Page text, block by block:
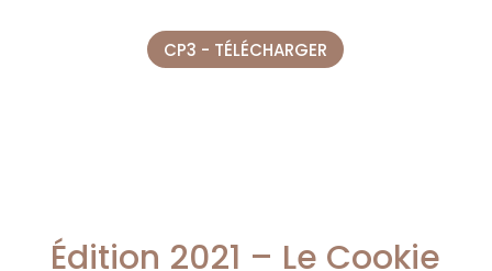
CP3 - TÉLÉCHARGER
Édition 2021 – Le Cookie